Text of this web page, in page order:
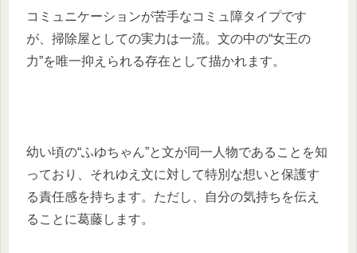
コミュニケーションが苦手なコミュ障タイプです
が、掃除屋としての実力は一流。文の中の“女王の
力”を唯一抑えられる存在として描かれます。
幼い頃の“ふゆちゃん”と文が同一人物であることを知
っており、それゆえ文に対して特別な想いと保護す
る責任感を持ちます。ただし、自分の気持ちを伝え
ることに葛藤します。